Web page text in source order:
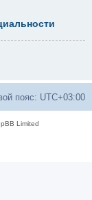
пояс: UTC+03:00
Limited